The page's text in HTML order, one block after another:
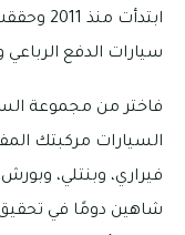
ابتدأت
سيارات الدفع الرباعي
فاختر من مجموعة
السيارات مركبتك
فيراري، وبنتلي،
شاهين دومًا في تحقيق